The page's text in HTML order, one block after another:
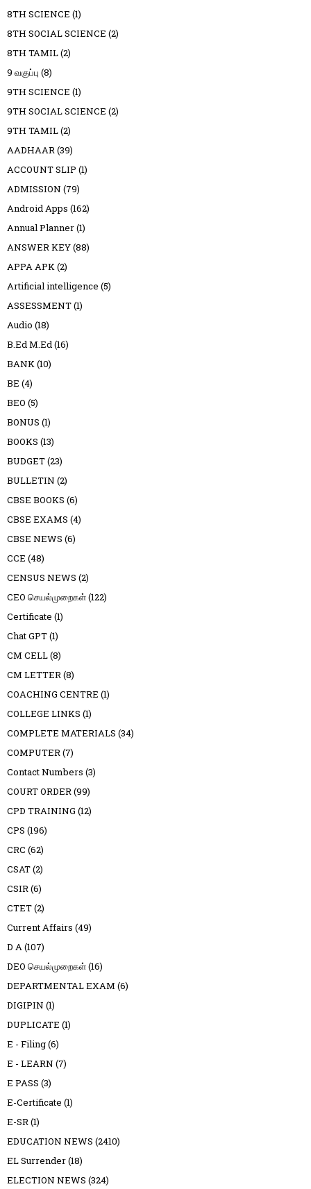
8TH SCIENCE (1)
8TH SOCIAL SCIENCE (2)
8TH TAMIL(2)
9 வகுப்பு (8)
9TH SCIENCE (1)
9TH SOCIAL SCIENCE (2)
9TH TAMIL(2)
AADHAAR(39)
ACCOUNT SLIP (1)
ADMISSION (79)
Android Apps (162)
Annual Planner(1)
ANSWER KEY(88)
APPA APK(2)
Artificial intelligence (5)
ASSESSMENT(1)
Audio (18)
B.Ed M.Ed(16)
BANK(10)
BE (4)
BEO (5)
BONUS (1)
BOOKS (13)
BUDGET(23)
BULLETIN (2)
CBSE BOOKS (6)
CBSE EXAMS (4)
CBSE NEWS (6)
CCE (48)
CENSUS NEWS (2)
CEO செயல்முறைகள்(122)
Certificate (1)
Chat GPT(1)
CM CELL(8)
CM LETTER(8)
COACHING CENTRE (1)
COLLEGE LINKS (1)
COMPLETE MATERIALS (34)
COMPUTER(7)
Contact Numbers (3)
COURT ORDER(99)
CPD TRAINING (12)
CPS (196)
CRC (62)
CSAT(2)
CSIR(6)
CTET(2)
Current Affairs (49)
D A(107)
DEO செயல்முறைகள்(16)
DEPARTMENTAL EXAM (6)
DIGIPIN (1)
DUPLICATE (1)
E - Filing(6)
E - LEARN (7)
E PASS (3)
E-Certificate (1)
E-SR(1)
EDUCATION NEWS (2410)
EL Surrender(18)
ELECTION NEWS (324)